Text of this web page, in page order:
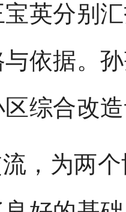
宝英分别
依据。
综合改
为两个